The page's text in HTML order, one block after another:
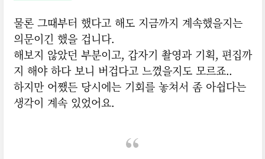
물론 그때부터 했다고 해도 지금까지 계속했을지는
의문이긴 했을 겁니다.
해보지 않았던 부분이고, 갑자기 촬영과 기획, 편집까
지 해야 하다 보니 버겁다고 느꼈을지도 모르죠..
하지만 어쨌든 당시에는 기회를 놓쳐서 좀 아쉽다는
생각이 계속 있었어요.